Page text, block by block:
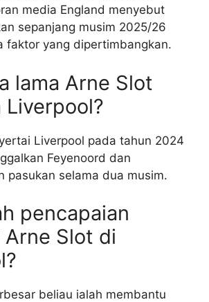
media England menyebut
sepanjang musim 2025/26
faktor yang dipertimbangkan.
lama Arne Slot
Liverpool?
Liverpool pada tahun 2024
Feyenoord dan
pasukan selama dua musim.
pencapaian
Slot di
beliau ialah membantu